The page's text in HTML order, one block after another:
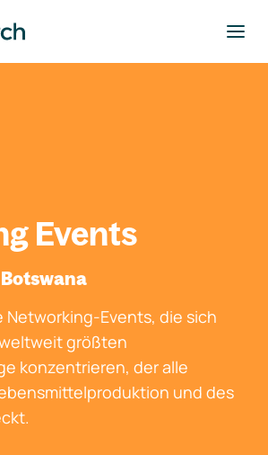
Events
Networking-Events, die sich
größten
konzentrieren, der alle
und des